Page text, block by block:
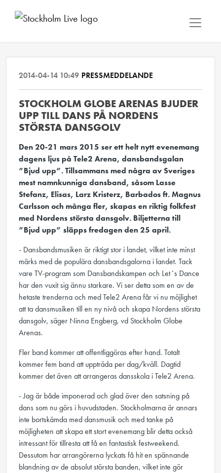
2014-04-14 10:49 PRESSMEDDELANDE
STOCKHOLM GLOBE ARENAS BJUDER
UPP TILL DANS PÅ NORDENS
STÖRSTA DANSGOLV
Den 20-21 mars 2015 ser ett helt nytt evenemang
dagens ljus på Tele2 Arena, dansbandsgalan
”Bjud upp”. Tillsammans med några av Sveriges
mest namnkunniga dansband, såsom Lasse
Stefanz, Elisas, Larz Kristerz, Barbados ft. Magnus
Carlsson och många fler, skapas en riktig folkfest
med Nordens största dansgolv. Biljetterna till
”Bjud upp” släpps fredagen den 25 april.
- Dansbandsmusiken är riktigt stor i landet, vilket inte minst
märks med de populära dansbandsgalorna i landet. Tack
vare TV-program som Dansbandskampen och Let´s Dance
har den vuxit sig ännu starkare. Vi ser detta som en av de
hetaste trenderna och med Tele2 Arena får vi nu möjlighet
att ta dansmusiken till en ny nivå och skapa Nordens största
dansgolv, säger Ninna Engberg, vd Stockholm Globe
Arenas.
Fler band kommer att offentliggöras efter hand. Totalt
kommer fem band att uppträda per dag/kväll. Dagtid
kommer det även att arrangeras dansskola i Tele2 Arena.
- Jag är både imponerad och glad över den satsning på
dans som nu görs i huvudstaden. Stockholmarna är annars
inte bortskämda med dansmusik och med tanke på
möjligheten att skapa ett stort evenemang blir detta också
intressant för tillresta att få en fantastisk festweekend.
Dessutom har arrangörerna lyckats få hit en spännande
blandning av de absolut största banden, vilket inte gör